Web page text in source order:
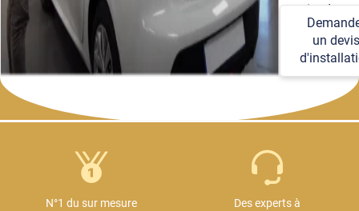
soucier des
détails
techniques et
logistiques.
un devis
N°1 du sur mesure
Des experts à